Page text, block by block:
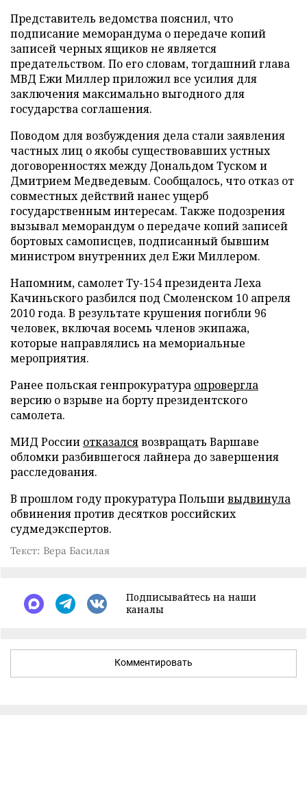
Представитель ведомства пояснил, что
подписание меморандума о передаче копий
записей черных ящиков не является
предательством. По его словам, тогдашний глава
МВД Ежи Миллер приложил все усилия для
заключения максимально выгодного для
государства соглашения.
Поводом для возбуждения дела стали заявления
частных лиц о якобы существовавших устных
договоренностях между Дональдом Туском и
Дмитрием Медведевым. Сообщалось, что отказ от
совместных действий нанес ущерб
государственным интересам. Также подозрения
вызывал меморандум о передаче копий записей
бортовых самописцев, подписанный бывшим
министром внутренних дел Ежи Миллером.
Напомним, самолет Ту-154 президента Леха
Качиньского разбился под Смоленском 10 апреля
2010 года. В результате крушения погибли 96
человек, включая восемь членов экипажа,
которые направлялись на мемориальные
мероприятия.
Ранее польская генпрокуратура опровергла
версию о взрыве на борту президентского
самолета.
МИД России отказалсявозвращать Варшаве
обломки разбившегося лайнера до завершения
расследования.
В прошлом году прокуратура Польшивыдвинула
обвинения против десятков российских
судмедэкспертов.
Текст: Вера Басилая
Подписывайтесь на наши
каналы
Комментировать